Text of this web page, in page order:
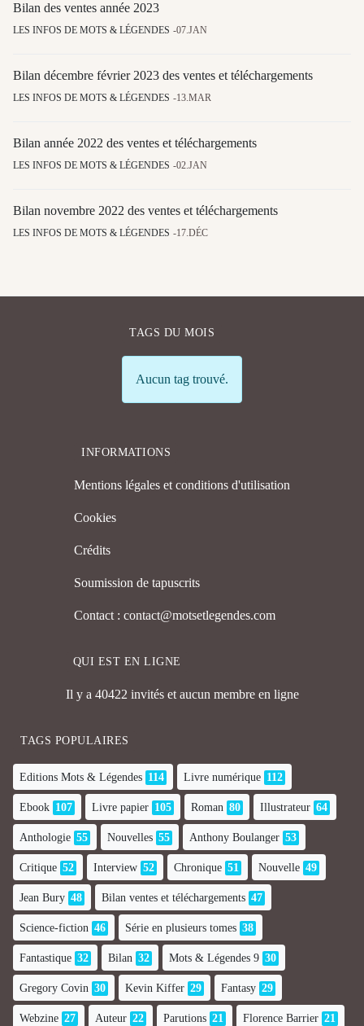
Bilan des ventes année 2023
LES INFOS DE MOTS & LÉGENDES 07.JAN
Bilan décembre février 2023 des ventes et téléchargements
LES INFOS DE MOTS & LÉGENDES 13.MAR
Bilan année 2022 des ventes et téléchargements
LES INFOS DE MOTS & LÉGENDES 02.JAN
Bilan novembre 2022 des ventes et téléchargements
LES INFOS DE MOTS & LÉGENDES 17.DÉC
TAGS DU MOIS
Info
Aucun tag trouvé.
INFORMATIONS
Mentions légales et conditions d'utilisation
Cookies
Crédits
Soumission de tapuscrits
Contact : contact@motsetlegendes.com
QUI EST EN LIGNE
Il y a 40422 invités et aucun membre en ligne
TAGS POPULAIRES
Editions Mots & Légendes 114 Livre numérique 112
Ebook 107 Livre papier 105 Roman 80 Illustrateur 64
Anthologie 55 Nouvelles 55 Anthony Boulanger 53
Critique 52 Interview 52 Chronique 51 Nouvelle 49
Jean Bury 48 Bilan ventes et téléchargements 47
Science-fiction 46 Série en plusieurs tomes 38
Fantastique 32 Bilan 32 Mots & Légendes 9 30
Gregory Covin 30 Kevin Kiffer 29 Fantasy 29
Webzine 27 Auteur 22 Parutions 21 Florence Barrier 21